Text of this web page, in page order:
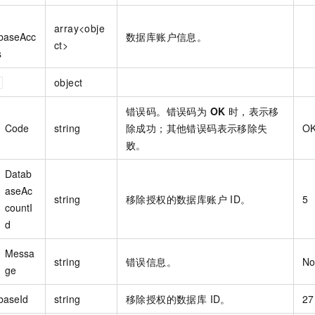
array<obje
ct>
数据库账户信息。
object
Code string
错误码。错误码为 OK 时，表示移
除成功；其他错误码表示移除失
败。
Datab
aseAc
countI
d
string 移除授权的数据库账户 ID。 5
Messa
ge
string 错误信息。
string 移除授权的数据库 ID。 27